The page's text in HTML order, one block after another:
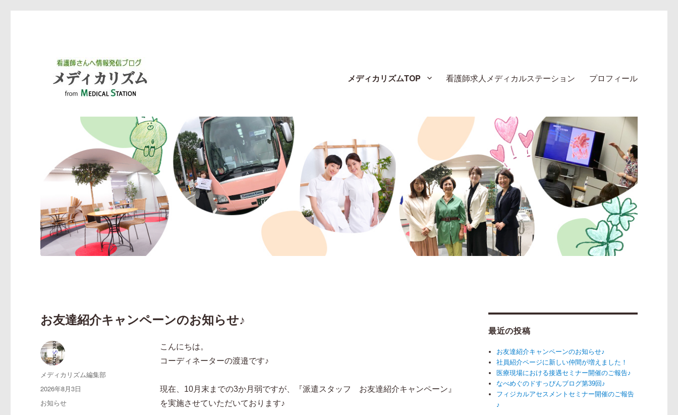
ブログ メディカリズム｜看護師のお仕事探し【メディカルステーション】
メディカリズムTOP 看護師求人メディカルステーション プロフィール
お友達紹介キャンペーンのお知らせ♪
こんにちは。
コーディネーターの渡邉です♪
現在、10月末までの3か月弱ですが、『派遣スタッフ お友達紹介キャンペーン』
を実施させていただいております♪
投
稿
メディカリズム編集部
投
稿
日:
2026年8月3日
カ
お知らせ
最近の投稿
お友達紹介キャンペーンのお知らせ♪
社員紹介ページに新しい仲間が増えました！
医療現場における接遇セミナー開催のご報告♪
なべめぐのドすっぴんブログ第39回♪
フィジカルアセスメントセミナー開催のご報告
♪